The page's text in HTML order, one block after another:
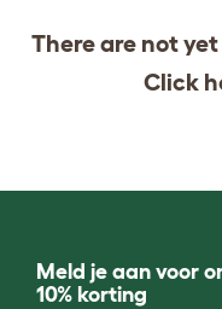
There are not
Click
Meld je aan voor
10% korting